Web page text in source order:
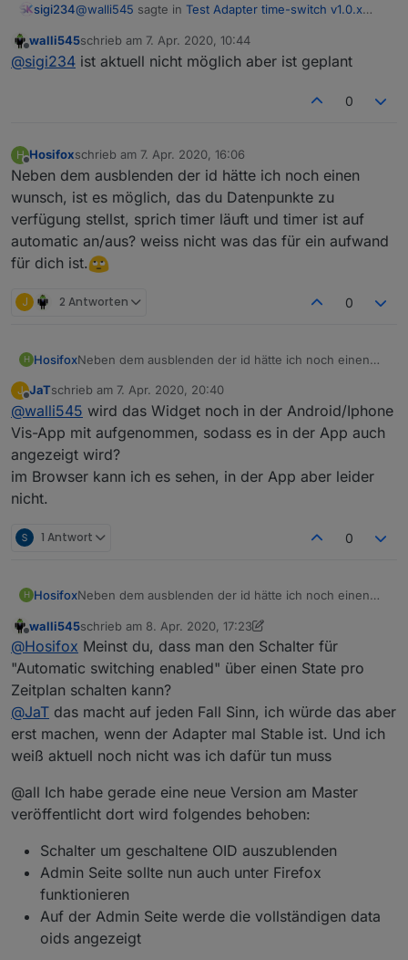
sigi234@walli545 sagte in Test Adapter time-switch v1.0.x
Das ist bereits behoben, bitte die aktuelle Version
Offline
walli545schrieb am 7. Apr. 2020, 10:44
zuletzt editiert von
@sigi234 ist aktuell nicht möglich aber ist geplant
0
H
Offline
Hosifoxschrieb am 7. Apr. 2020, 16:06
zuletzt editiert von
Neben dem ausblenden der id hätte ich noch einen
wunsch, ist es möglich, das du Datenpunkte zu
verfügung stellst, sprich timer läuft und timer ist auf
automatic an/aus? weiss nicht was das für ein aufwand
für dich ist.
J 2 Antworten 0
H HosifoxNeben dem ausblenden der id hätte ich noch einen
verfügung stellst, sprich timer läuft und timer ist auf
automatic an/aus? weiss nicht was das für ein
aufwand für dich ist.
J
Offline
JaTschrieb am 7. Apr. 2020, 20:40
zuletzt editiert von
@walli545 wird das Widget noch in der Android/Iphone
Vis-App mit aufgenommen, sodass es in der App auch
angezeigt wird?
im Browser kann ich es sehen, in der App aber leider
nicht.
1 Antwort 0
H HosifoxNeben dem ausblenden der id hätte ich noch einen
verfügung stellst, sprich timer läuft und timer ist auf
automatic an/aus? weiss nicht was das für ein
aufwand für dich ist.
Offline
walli545schrieb am 8. Apr. 2020, 17:23
zuletzt editiert von walli5454. Aug. 2020, 19:24
@Hosifox Meinst du, dass man den Schalter für
"Automatic switching enabled" über einen State pro
Zeitplan schalten kann?
@JaT das macht auf jeden Fall Sinn, ich würde das aber
erst machen, wenn der Adapter mal Stable ist. Und ich
weiß aktuell noch nicht was ich dafür tun muss
@all Ich habe gerade eine neue Version am Master
veröffentlicht dort wird folgendes behoben:
Schalter um geschaltene OID auszublenden
Admin Seite sollte nun auch unter Firefox
funktionieren
Auf der Admin Seite werde die vollständigen data
oids angezeigt